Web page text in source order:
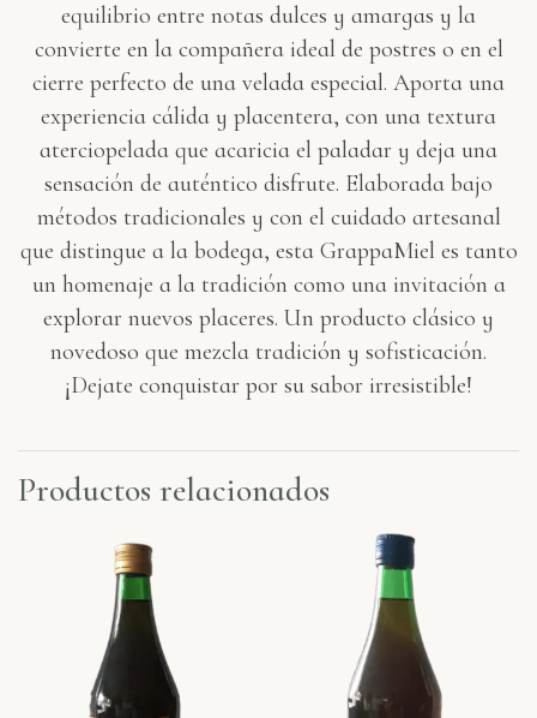
equilibrio entre notas dulces y amargas y la
convierte en la compañera ideal de postres o en el
cierre perfecto de una velada especial. Aporta una
experiencia cálida y placentera, con una textura
aterciopelada que acaricia el paladar y deja una
sensación de auténtico disfrute. Elaborada bajo
métodos tradicionales y con el cuidado artesanal
que distingue a la bodega, esta GrappaMiel es tanto
un homenaje a la tradición como una invitación a
explorar nuevos placeres. Un producto clásico y
novedoso que mezcla tradición y sofisticación.
¡Dejate conquistar por su sabor irresistible!
Productos relacionados